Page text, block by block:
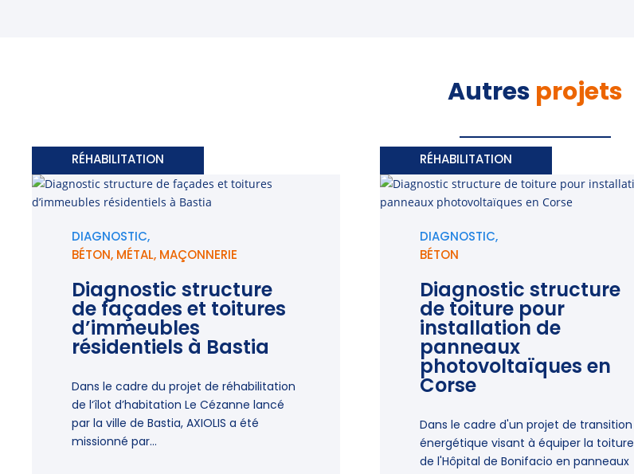
Autres projets
RÉHABILITATION
DIAGNOSTIC,
BÉTON, MÉTAL, MAÇONNERIE
Diagnostic structure
de façades et toitures
d’immeubles
résidentiels à Bastia
Dans le cadre du projet de réhabilitation
de l‘îlot d’habitation Le Cézanne lancé
par la ville de Bastia, AXIOLIS a été
missionné par...
RÉHABILITATION
DIAGNOSTIC,
BÉTON
Diagnostic structure
de toiture pour
installation de
panneaux
photovoltaïques en
Corse
Dans le cadre d'un projet de transition
énergétique visant à équiper la toiture
de l'Hôpital de Bonifacio en panneaux